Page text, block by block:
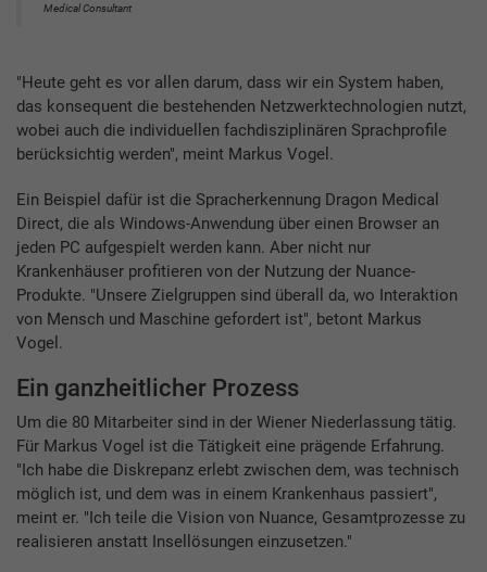
Medical Consultant
"Heute geht es vor allen darum, dass wir ein System haben,
das konsequent die bestehenden Netzwerktechnologien nutzt,
wobei auch die individuellen fachdisziplinären Sprachprofile
berücksichtig werden", meint Markus Vogel.
Ein Beispiel dafür ist die Spracherkennung Dragon Medical
Direct, die als Windows-Anwendung über einen Browser an
jeden PC aufgespielt werden kann. Aber nicht nur
Krankenhäuser profitieren von der Nutzung der Nuance-
Produkte. "Unsere Zielgruppen sind überall da, wo Interaktion
von Mensch und Maschine gefordert ist", betont Markus
Vogel.
Ein ganzheitlicher Prozess
Um die 80 Mitarbeiter sind in der Wiener Niederlassung tätig.
Für Markus Vogel ist die Tätigkeit eine prägende Erfahrung.
"Ich habe die Diskrepanz erlebt zwischen dem, was technisch
möglich ist, und dem was in einem Krankenhaus passiert",
meint er. "Ich teile die Vision von Nuance, Gesamtprozesse zu
realisieren anstatt Insellösungen einzusetzen."